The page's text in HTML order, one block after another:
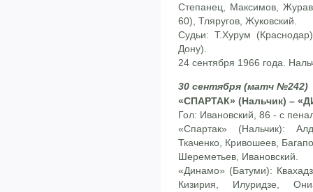
Степанец, Максимов,
60), Тляругов, Жуковский.
Судьи: Т.Хурум
Дону).
24 сентября 1966 года.
30 сентября (матч №242)
«СПАРТАК» (Нальчик) –
Гол: Ивановский, 86 - с
«Спартак» (Нальчик):
Ткаченко, Кривошеев,
Шереметьев, Ивановский.
«Динамо» (Батуми):
Кизирия, Илуридзе,